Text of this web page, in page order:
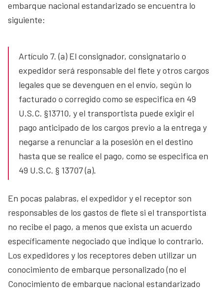
embarque nacional estandarizado se encuentra lo
siguiente:
Artículo 7. (a) El consignador, consignatario o
expedidor será responsable del flete y otros cargos
legales que se devenguen en el envío, según lo
facturado o corregido como se especifica en 49
U.S.C. §13710, y el transportista puede exigir el
pago anticipado de los cargos previo a la entrega y
negarse a renunciar a la posesión en el destino
hasta que se realice el pago, como se especifica en
49 U.S.C. § 13707 (a).
En pocas palabras, el expedidor y el receptor son
responsables de los gastos de flete si el transportista
no recibe el pago, a menos que exista un acuerdo
específicamente negociado que indique lo contrario.
Los expedidores y los receptores deben utilizar un
conocimiento de embarque personalizado (no el
Conocimiento de embarque nacional estandarizado